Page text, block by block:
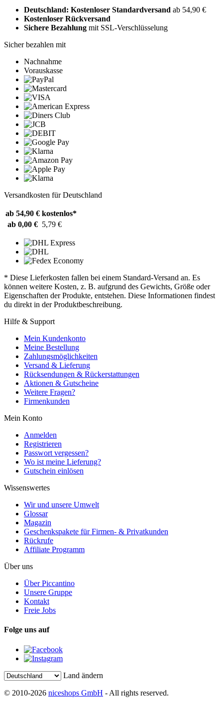
Deutschland: Kostenloser Standardversand ab 54,90 €
Kostenloser Rückversand
Sichere Bezahlung mit SSL-Verschlüsselung
Sicher bezahlen mit
Nachnahme
Vorauskasse
Versandkosten für Deutschland
ab 54,90 € kostenlos*
ab 0,00 € 5,79 €
* Diese Lieferkosten fallen bei einem Standard-Versand an. Es
können weitere Kosten, z. B. aufgrund des Gewichts, Größe oder
Eigenschaften der Produkte, entstehen. Diese Informationen findest
du direkt in der Produktbeschreibung.
Hilfe & Support
Mein Kundenkonto
Meine Bestellung
Zahlungsmöglichkeiten
Versand & Lieferung
Rücksendungen & Rückerstattungen
Aktionen & Gutscheine
Weitere Fragen?
Firmenkunden
Mein Konto
Anmelden
Registrieren
Passwort vergessen?
Wo ist meine Lieferung?
Gutschein einlösen
Wissenswertes
Wir und unsere Umwelt
Glossar
Magazin
Geschenkspakete für Firmen- & Privatkunden
Rückrufe
Affiliate Programm
Über uns
Über Piccantino
Unsere Gruppe
Kontakt
Freie Jobs
Folge uns auf
Land ändern
© 2010-2026 niceshops GmbH - All rights reserved.